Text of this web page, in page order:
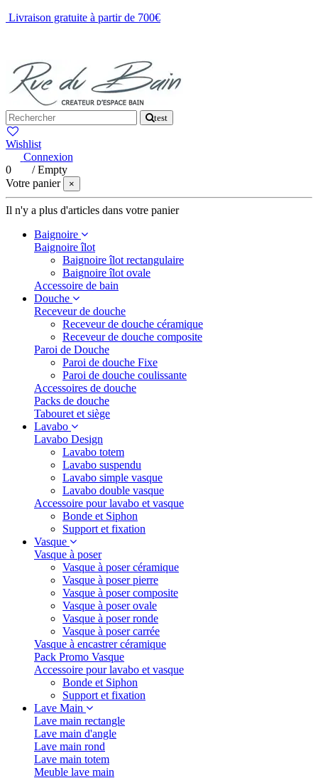
Livraison gratuite à partir de 700€
test
Wishlist
Connexion
0
/Empty
Votre panier
×
Il n'y a plus d'articles dans votre panier
Baignoire
Baignoire îlot
Baignoire îlot rectangulaire
Baignoire îlot ovale
Accessoire de bain
Douche
Receveur de douche
Receveur de douche céramique
Receveur de douche composite
Paroi de Douche
Paroi de douche Fixe
Paroi de douche coulissante
Accessoires de douche
Packs de douche
Tabouret et siège
Lavabo
Lavabo Design
Lavabo totem
Lavabo suspendu
Lavabo simple vasque
Lavabo double vasque
Accessoire pour lavabo et vasque
Bonde et Siphon
Support et fixation
Vasque
Vasque à poser
Vasque à poser céramique
Vasque à poser pierre
Vasque à poser composite
Vasque à poser ovale
Vasque à poser ronde
Vasque à poser carrée
Vasque à encastrer céramique
Pack Promo Vasque
Accessoire pour lavabo et vasque
Bonde et Siphon
Support et fixation
Lave Main
Lave main rectangle
Lave main d'angle
Lave main rond
Lave main totem
Meuble lave main